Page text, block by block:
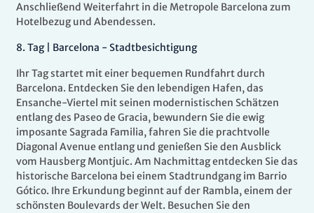
Anschließend Weiterfahrt in die Metropole Barcelona zum
Hotelbezug und Abendessen.
8. Tag | Barcelona - Stadtbesichtigung
Ihr Tag startet mit einer bequemen Rundfahrt durch
Barcelona. Entdecken Sie den lebendigen Hafen, das
Ensanche-Viertel mit seinen modernistischen Schätzen
entlang des Paseo de Gracia, bewundern Sie die ewig
imposante Sagrada Familia, fahren Sie die prachtvolle
Diagonal Avenue entlang und genießen Sie den Ausblick
vom Hausberg Montjuic. Am Nachmittag entdecken Sie das
historische Barcelona bei einem Stadtrundgang im Barrio
Gótico. Ihre Erkundung beginnt auf der Rambla, einem der
schönsten Boulevards der Welt. Besuchen Sie den